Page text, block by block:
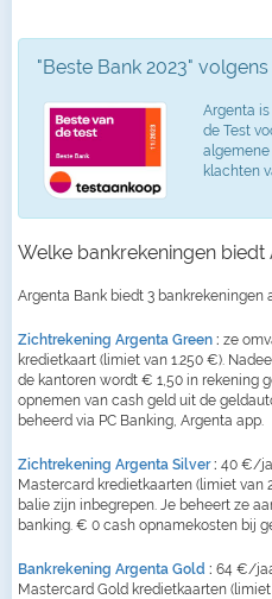
"Beste Bank 2023"
Argenta
de Test
klachten
Welke bankrekeningen biedt
Argenta Bank biedt 3 bankrekeningen
Zichtrekening Argenta Green : ze
kredietkaart (limiet van 1.250 €).
de kantoren wordt € 1,50 in rekening
opnemen van cash geld uit de
beheerd via PC Banking, Argenta app.
Zichtrekening Argenta Silver: 40 €/
Mastercard kredietkaarten (limiet van
balie zijn inbegrepen. Je beheert ze
banking. € 0 cash opnamekosten bij
Bankrekening Argenta Gold : 64 €/
Mastercard Gold kredietkaarten